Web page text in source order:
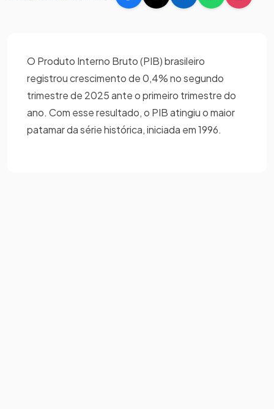
O Produto Interno Bruto (PIB) brasileiro
registrou crescimento de 0,4% no segundo
trimestre de 2025 ante o primeiro trimestre do
ano. Com esse resultado, o PIB atingiu o maior
patamar da série histórica, iniciada em 1996.